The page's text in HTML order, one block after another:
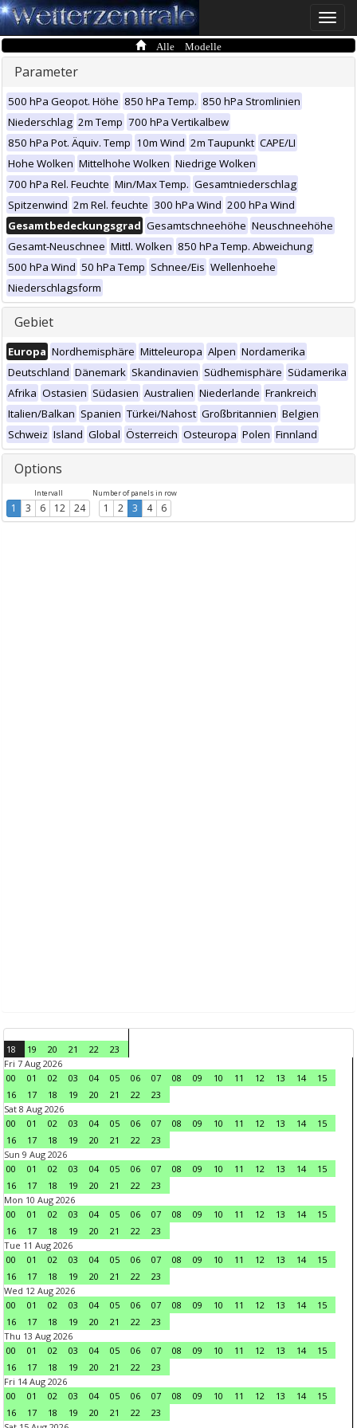
Toggle
Alle Modelle
Parameter
500 hPa Geopot. Höhe 850 hPa Temp. 850 hPa Stromlinien
Niederschlag 2m Temp 700 hPa Vertikalbew
850 hPa Pot. Äquiv. Temp 10m Wind 2m Taupunkt CAPE/LI
Hohe Wolken Mittelhohe Wolken Niedrige Wolken
700 hPa Rel. Feuchte Min/Max Temp. Gesamtniederschlag
Spitzenwind 2m Rel. feuchte 300 hPa Wind 200 hPa Wind
Gesamtbedeckungsgrad Gesamtschneehöhe Neuschneehöhe
Gesamt-Neuschnee Mittl. Wolken 850 hPa Temp. Abweichung
500 hPa Wind 50 hPa Temp Schnee/Eis Wellenhoehe
Niederschlagsform
Gebiet
Europa Nordhemisphäre Mitteleuropa Alpen Nordamerika
Deutschland Dänemark Skandinavien Südhemisphäre Südamerika
Afrika Ostasien Südasien Australien Niederlande Frankreich
Italien/Balkan Spanien Türkei/Nahost Großbritannien Belgien
Schweiz Island Global Österreich Osteuropa Polen Finnland
Options
Intervall
1 3 6 12 24
Number of panels in row
1 2 3 4 6
18 19 20 21 22
23
Fri 7 Aug 2026
00
01 02 03 04 05 06 07 08 09 10 11 12 13 14
15
16
17 18 19 20 21 22
23
Sat 8 Aug 2026
00
01 02 03 04 05 06 07 08 09 10 11 12 13 14
15
16
17 18 19 20 21 22
23
Sun 9 Aug 2026
00
01 02 03 04 05 06 07 08 09 10 11 12 13 14
15
16
17 18 19 20 21 22
23
Mon 10 Aug 2026
00
01 02 03 04 05 06 07 08 09 10 11 12 13 14
15
16
17 18 19 20 21 22
23
Tue 11 Aug 2026
00
01 02 03 04 05 06 07 08 09 10 11 12 13 14
15
16
17 18 19 20 21 22
23
Wed 12 Aug 2026
00
01 02 03 04 05 06 07 08 09 10 11 12 13 14
15
16
17 18 19 20 21 22
23
Thu 13 Aug 2026
00
01 02 03 04 05 06 07 08 09 10 11 12 13 14
15
16
17 18 19 20 21 22
23
Fri 14 Aug 2026
00
01 02 03 04 05 06 07 08 09 10 11 12 13 14
15
16
17 18 19 20 21 22
23